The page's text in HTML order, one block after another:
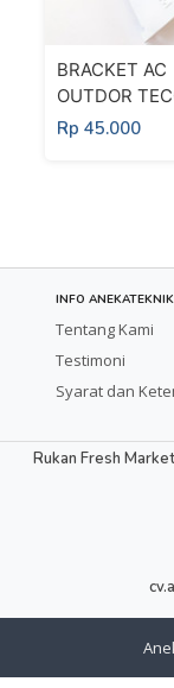
BRACKET AC
OUTDOR
BRACKET AC
Rp 45.000
INFO
Tentang Kami
Testimoni
Syarat dan
Rukan Fresh